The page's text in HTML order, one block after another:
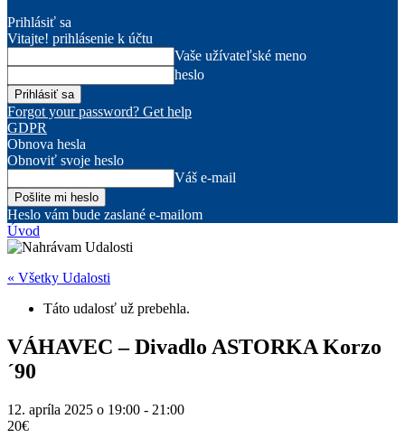
Prihlásiť sa
Vitajte! prihlásenie k účtu
Vaše užívateľské meno
heslo
Forgot your password? Get help
GDPR
Obnova hesla
Obnoviť svoje heslo
Váš e-mail
Heslo vám bude zaslané e-mailom
Úvod
« Všetky Udalosti
Táto udalosť už prebehla.
VÁHAVEC – Divadlo ASTORKA Korzo
´90
12. apríla 2025 o 19:00 - 21:00
20€